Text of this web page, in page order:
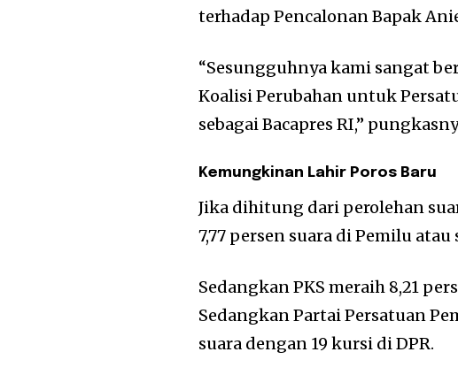
terhadap Pencalonan Bapak
“Sesungguhnya kami sangat
Koalisi Perubahan untuk
sebagai Bacapres RI,”
Kemungkinan Lahir Poros Baru
Jika dihitung dari perolehan
7,77 persen suara di Pemilu
Sedangkan PKS meraih 8,21
Sedangkan Partai Persatuan
suara dengan 19 kursi di DPR.